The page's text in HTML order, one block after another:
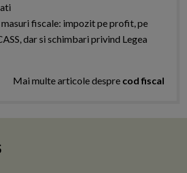
masuri fiscale: impozit pe profit, pe
dar si schimbari privind Legea
Mai multe articole despre cod fiscal